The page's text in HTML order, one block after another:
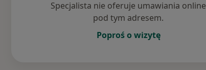
Specjalista nie oferuje umawiania online
pod tym adresem.
Poproś o wizytę